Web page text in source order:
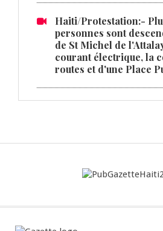
Haiti/Protestation:-
personnes sont
de St Michel de
courant électrique, la
routes et d'une Place